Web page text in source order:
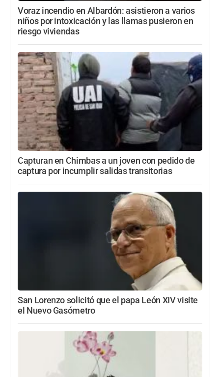
Voraz incendio en Albardón: asistieron a varios
niños por intoxicación y las llamas pusieron en
riesgo viviendas
Capturan en Chimbas a un joven con pedido de
captura por incumplir salidas transitorias
San Lorenzo solicitó que el papa León XIV visite
el Nuevo Gasómetro